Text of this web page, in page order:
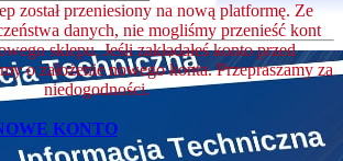
został przeniesiony na nową platformę. Ze
danych, nie mogliśmy przenieść kont
sklepu. Jeśli zakładałeś konto przed
o założenie nowego konta. Przepraszamy za
niedogodności.
KONTO